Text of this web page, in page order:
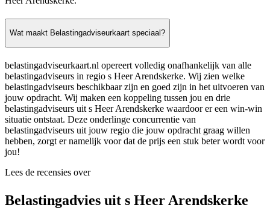
Wat maakt Belastingadviseurkaart speciaal?
belastingadviseurkaart.nl opereert volledig onafhankelijk van alle
belastingadviseurs in regio s Heer Arendskerke. Wij zien welke
belastingadviseurs beschikbaar zijn en goed zijn in het uitvoeren van
jouw opdracht. Wij maken een koppeling tussen jou en drie
belastingadviseurs uit s Heer Arendskerke waardoor er een win-win
situatie ontstaat. Deze onderlinge concurrentie van
belastingadviseurs uit jouw regio die jouw opdracht graag willen
hebben, zorgt er namelijk voor dat de prijs een stuk beter wordt voor
jou!
Lees de recensies over
Belastingadvies uit s Heer Arendskerke